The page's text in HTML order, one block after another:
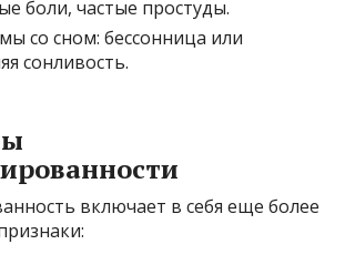
боли, частые простуды.
со сном: бессонница или
сонливость.
включает в себя еще более